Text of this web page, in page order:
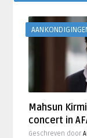
Mahsun
concert in
Geschreven door